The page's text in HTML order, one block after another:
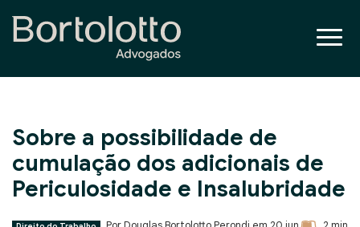
Sobre a possibilidade de
cumulação dos adicionais de
Periculosidade e Insalubridade